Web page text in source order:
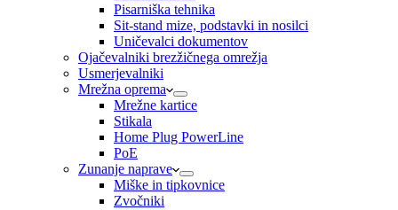
Pisarniška tehnika
Sit-stand mize, podstavki in nosilci
Uničevalci dokumentov
Ojačevalniki brezžičnega omrežja
Usmerjevalniki
Mrežna oprema
Mrežne kartice
Stikala
Home Plug PowerLine
PoE
Zunanje naprave
Miške in tipkovnice
Zvočniki